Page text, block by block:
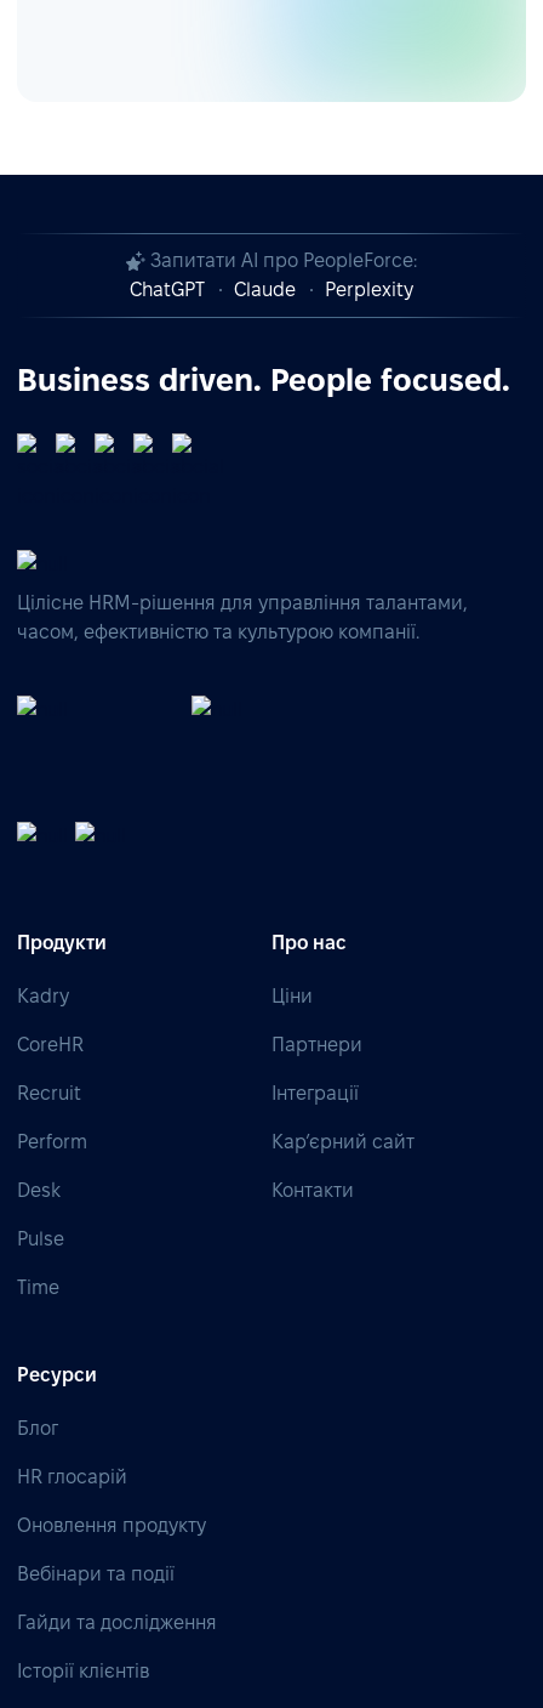
Запитати AI про PeopleForce:
ChatGPT
Claude Perplexity
Business driven. People focused.
Цілісне HRM-рішення для управління талантами,
часом, ефективністю та культурою компанії.
Продукти
Kadry
CoreHR
Recruit
Perform
Desk
Pulse
Time
Про нас
Ціни
Партнери
Інтеграції
Кар’єрний сайт
Контакти
Ресурси
Блог
HR глосарій
Оновлення продукту
Вебінари та події
Гайди та дослідження
Історії клієнтів